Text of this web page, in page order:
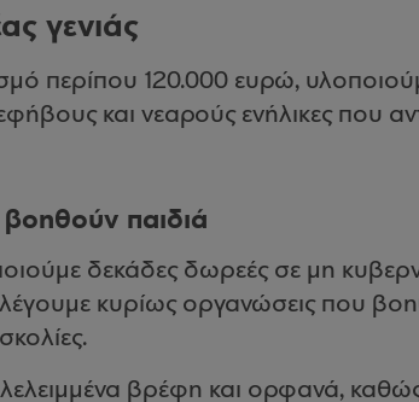
γενιάς
περίπου 120.000 ευρώ,
και νεαρούς ενήλικες που
παιδιά
δεκάδες δωρεές σε μη
κυρίως οργανώσεις που
βρέφη και ορφανά, καθώς